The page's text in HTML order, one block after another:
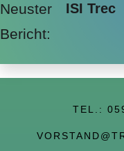
Neuster
Bericht:
ISI Trec
TEL.: